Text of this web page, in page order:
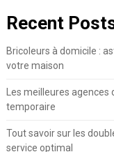
Recent
Bricoleurs à domicile :
votre maison
Les meilleures agences
temporaire
Tout savoir sur les
service optimal